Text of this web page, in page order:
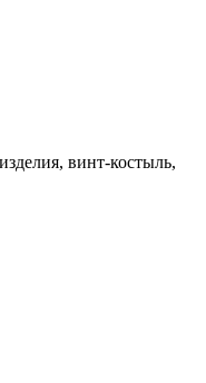
винт-костыль,